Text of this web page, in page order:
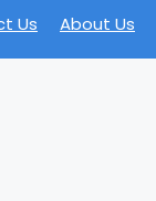
Us About Us